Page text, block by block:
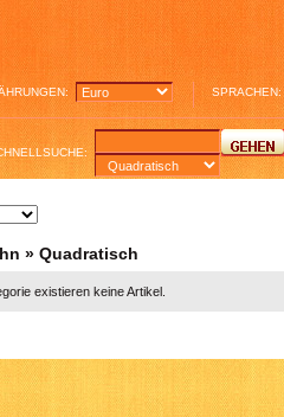
SPRACHEN:
» Quadratisch
existieren keine Artikel.